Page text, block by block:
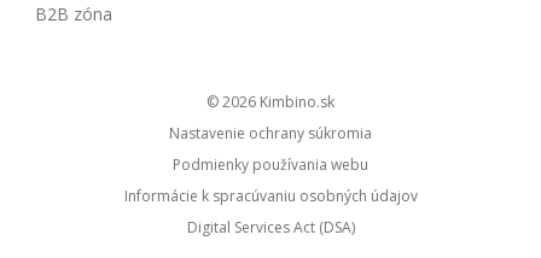
B2B zóna
© 2026
kimbino.sk
Nastavenie ochrany súkromia
Podmienky používania webu
Informácie k spracúvaniu osobných údajov
Digital Services Act (DSA)